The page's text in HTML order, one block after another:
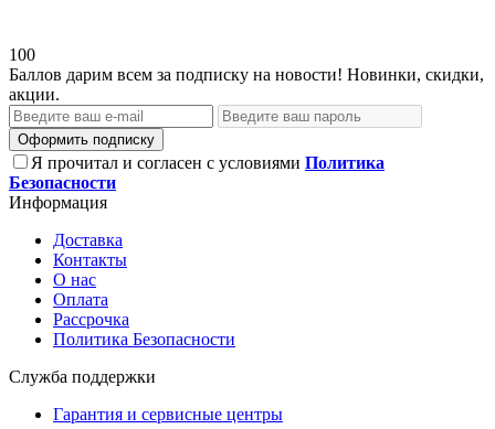
100
Баллов дарим всем за подписку на новости! Новинки, скидки,
акции.
Оформить подписку
Я прочитал и согласен с условиями Политика
Безопасности
Информация
Доставка
Контакты
О нас
Оплата
Рассрочка
Политика Безопасности
Служба поддержки
Гарантия и сервисные центры